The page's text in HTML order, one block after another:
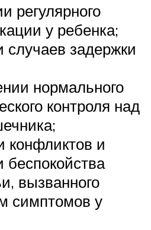
регулярного
у ребенка;
задержки
нормального
контроля над
конфликтов и
вызванного
симптомов у